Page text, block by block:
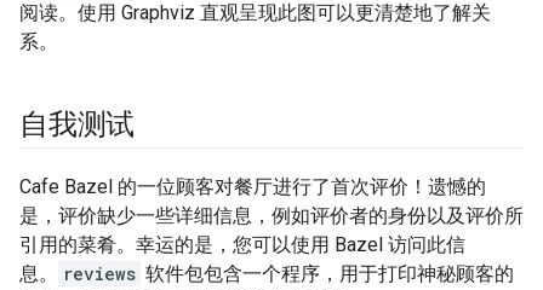
阅读。使用 Graphviz 直观呈现此图可以更清楚地了解关
系。
自我测试
Cafe Bazel 的一位顾客对餐厅进行了首次评价！遗憾的
是，评价缺少一些详细信息，例如评价者的身份以及评价所
引用的菜肴。幸运的是，您可以使用 Bazel 访问此信
息。
reviews 软件包包含一个程序，用于打印神秘顾客的